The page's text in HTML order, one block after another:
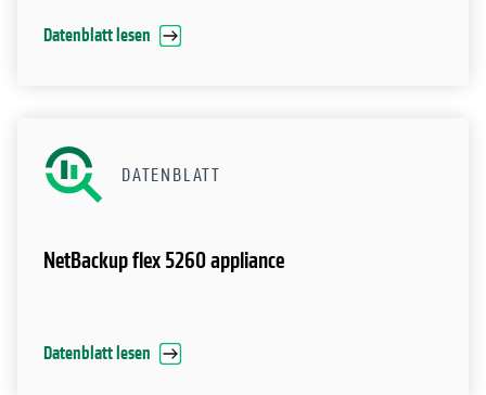
Datenblatt lesen
DATENBLATT
NetBackup flex 5260 appliance
Datenblatt lesen